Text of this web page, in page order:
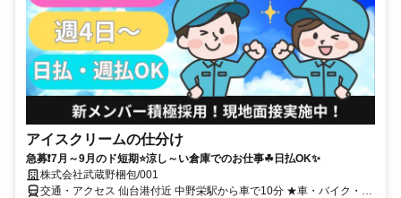
アイスクリームの仕分け
急募❗7月～9月のド短期⭐涼し～い倉庫でのお仕事☘日払OK✨
株式会社武蔵野梱包/001
交通・アクセス 仙台港付近 中野栄駅から車で10分 ★車・バイク・自